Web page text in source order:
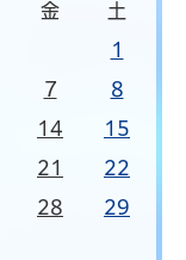
金 土
1
7 8
14 15
21 22
28 29